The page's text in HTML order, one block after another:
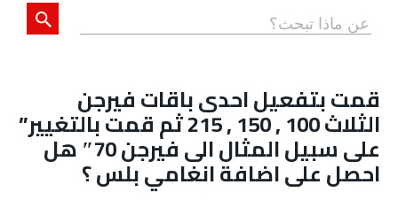
قمت بتفعيل احدى باقات فيرجن
الثلاث 100 , 150 , 215 ثم قمت بالتغيير”
على سبيل المثال الى فيرجن 70″ هل
احصل على اضافة انغامي بلس ؟